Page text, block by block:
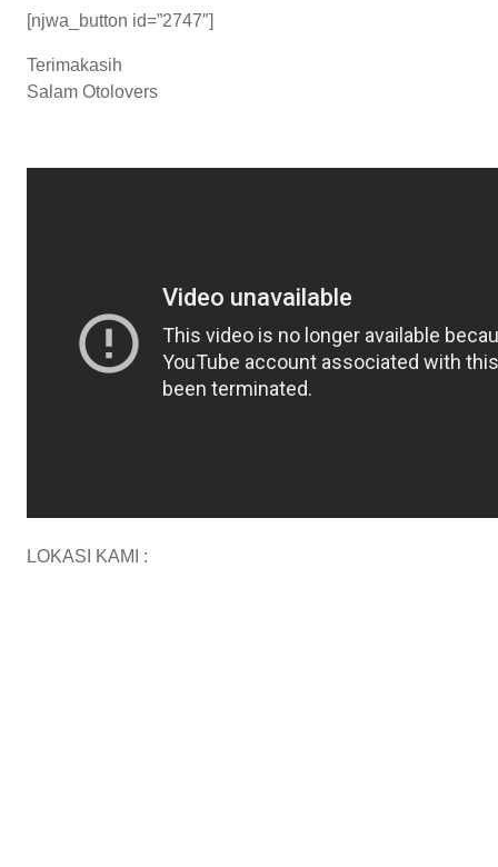
[njwa_button id=”2747″]
Terimakasih
Salam Otolovers
LOKASI KAMI :